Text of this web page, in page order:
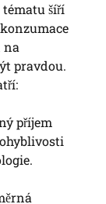
šíří
na
pravdou.
příjem